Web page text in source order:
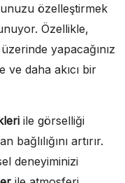
özelleştirmek
Özellikle,
üzerinde yapacağınız
ve daha akıcı bir
ile görselliği
artırır.
deneyiminizi